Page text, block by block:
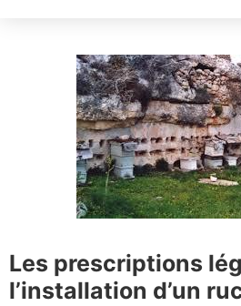
Les prescriptions
l’installation d’un